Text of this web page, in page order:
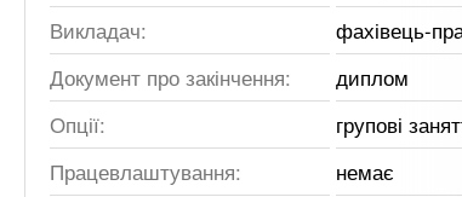
Викладач:
фахівець-
Документ про закінчення:
диплом
Опції:
групові
Працевлаштування:
немає